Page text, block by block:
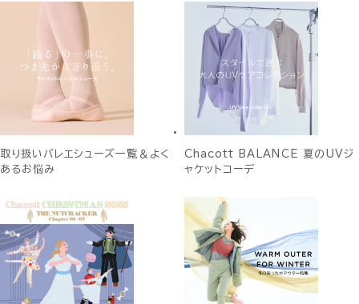
取り扱いバレエシューズ一覧＆よく
あるお悩み
Chacott BALANCE 夏のUVジ
ャケットコーデ